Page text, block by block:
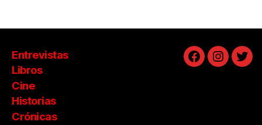
Entrevistas
Libros
Cine
Historias
Crónicas
Facebook